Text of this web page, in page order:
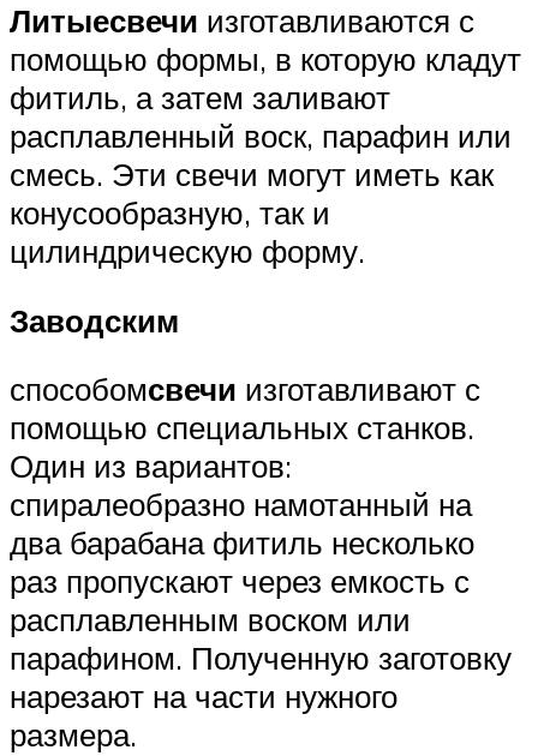
Литыесвечи изготавливаются с
помощью формы, в которую кладут
фитиль, а затем заливают
расплавленный воск, парафин или
смесь. Эти свечи могут иметь как
конусообразную, так и
цилиндрическую форму.
Заводским
способомсвечи изготавливают с
помощью специальных станков.
Один из вариантов:
спиралеобразно намотанный на
два барабана фитиль несколько
раз пропускают через емкость с
расплавленным воском или
парафином. Полученную заготовку
нарезают на части нужного
размера.